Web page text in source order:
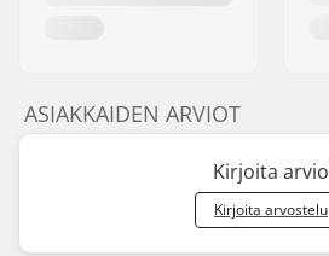
ASIAKKAIDEN ARVIOT
Kirjoita arvio
Kirjoita arvostelu